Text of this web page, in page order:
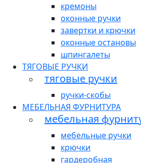
кремоны
оконные ручки
завертки и крючки
оконные остановы
шпингалеты
ТЯГОВЫЕ РУЧКИ
тяговые ручки
ручки-скобы
МЕБЕЛЬНАЯ ФУРНИТУРА
мебельная
мебельные ручки
крючки
гардеробная